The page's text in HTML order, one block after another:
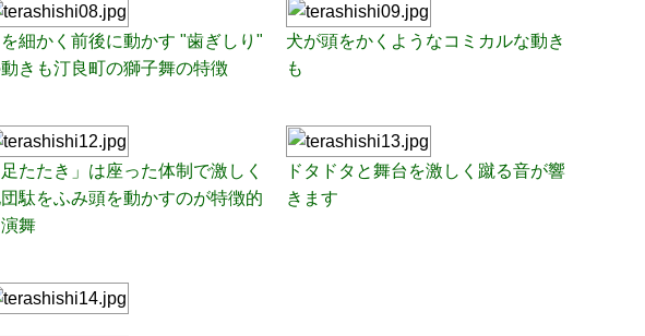
細かく前後に動かす "歯ぎしり"
きも汀良町の獅子舞の特徴
犬が頭をかくようなコミカルな動き
も
たたき」は座った体制で激しく
駄をふみ頭を動かすのが特徴的
舞
ドタドタと舞台を激しく 蹴る音が響
きます